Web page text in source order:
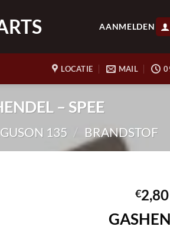
AANMELDEN
LOCATIE MAIL
– SPEE
135 / BRANDSTOF
€2,80